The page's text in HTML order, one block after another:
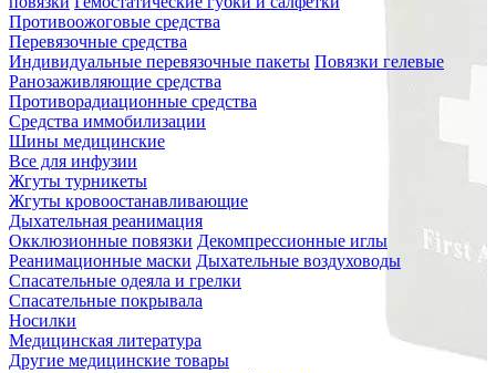
Противоожоговые средства
Перевязочные средства
Индивидуальные перевязочные пакеты Повязки гелевые
Ранозаживляющие средства
Противорадиационные средства
Средства иммобилизации
Шины медицинские
Все для инфузии
Жгуты турникеты
Жгуты кровоостанавливающие
Дыхательная реанимация
Окклюзионные повязки Декомпрессионные иглы
Реанимационные маски Дыхательные воздуховоды
Спасательные одеяла и грелки
Спасательные покрывала
Носилки
Медицинская литература
Другие медицинские товары